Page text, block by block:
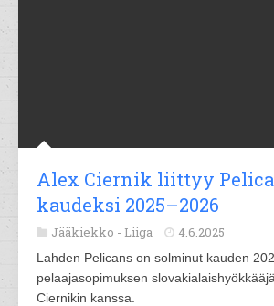
Alex Ciernik liittyy
kaudeksi 2025–2026
Jääkiekko - Liiga 4.6.2025
Lahden Pelicans on solminut kauden
pelaajasopimuksen
Ciernikin kanssa.